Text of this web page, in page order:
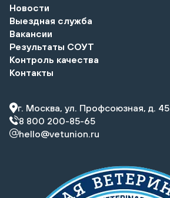
Новости
Выездная служба
Вакансии
Результаты СОУТ
Контроль качества
Контакты
г. Москва, ул. Профсоюзная, д. 45
8 800 200-85-65
hello@vetunion.ru